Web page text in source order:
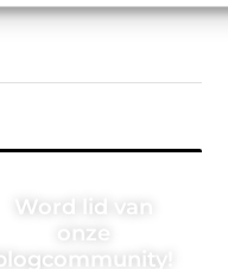
Word lid van
onze